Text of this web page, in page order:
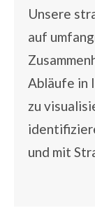
Unsere
auf
Abläufe in
zu
und mit